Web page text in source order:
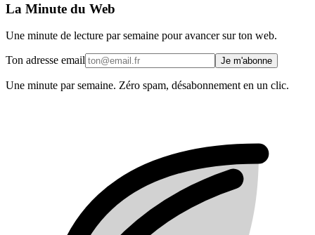
La Minute du Web
Une minute de lecture par semaine pour avancer sur ton web.
Ton adresse email Je m'abonne
Une minute par semaine. Zéro spam, désabonnement en un clic.